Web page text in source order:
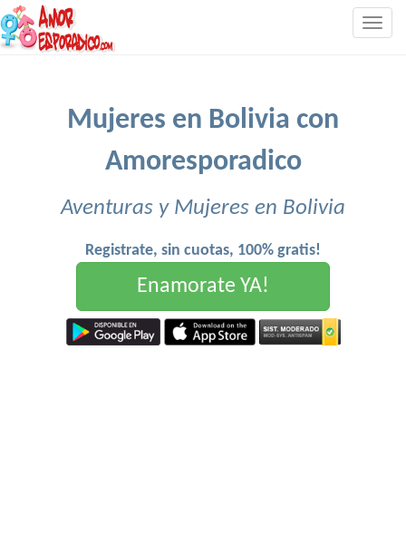
Mujeres en Bolivia con
Amoresporadico
Aventuras y Mujeres en Bolivia
Registrate, sin cuotas, 100% gratis!
Enamorate YA!